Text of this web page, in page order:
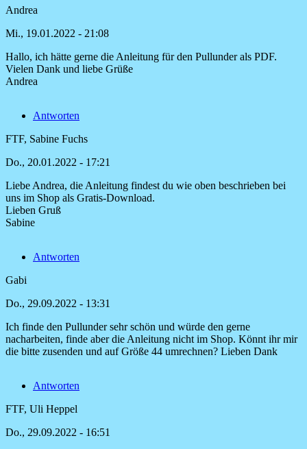
von
Andrea
Mi., 19.01.2022 - 21:08
Hallo, ich hätte gerne die Anleitung für den Pullunder als PDF.
Vielen Dank und liebe Grüße
Andrea
Antworten
FTF, Sabine Fuchs
Do., 20.01.2022 - 17:21
Antwort
auf
Hallo,
gerne
von
Liebe Andrea, die Anleitung findest du wie oben beschrieben bei
uns im Shop als Gratis-Download.
Lieben Gruß
Sabine
Antworten
Gabi
Do., 29.09.2022 - 13:31
Ich finde den Pullunder sehr schön und würde den gerne
nacharbeiten, finde aber die Anleitung nicht im Shop. Könnt ihr mir
die bitte zusenden und auf Größe 44 umrechnen? Lieben Dank
Antworten
FTF, Uli Heppel
Do., 29.09.2022 - 16:51